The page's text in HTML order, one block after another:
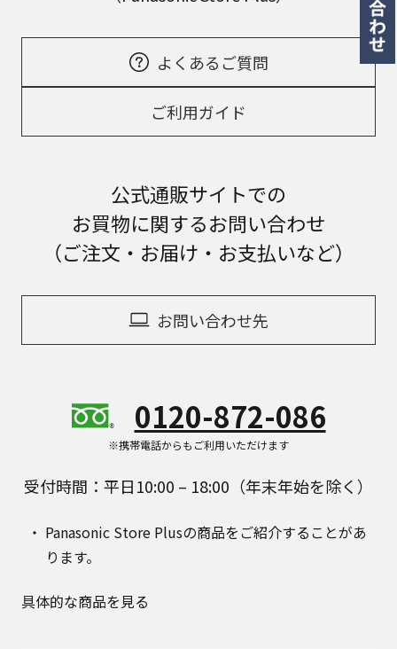
よくあるご質問
ご利用ガイド
公式通販サイトでの
お買物に関するお問い合わせ
（ご注文・お届け・お支払いなど）
お問い合わせ先
0120-872-086
※携帯電話からもご利用いただけます
受付時間：平日10:00 – 18:00（年末年始を除く）
Panasonic Store Plusの商品をご紹介することがあ
ります。
具体的な商品を見る